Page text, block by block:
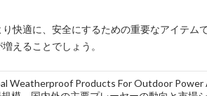
快適に、安全にするための重要なアイテム
えることでしょう。
Weatherproof Products For Outdoor